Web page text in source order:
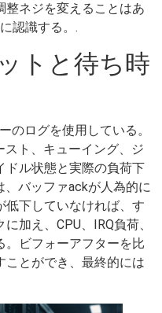
整ネジを変えることはあ
認識する。.
トと待ち時
のログを使用している。
スト、キューイング、ジ
ドル状態と実際の負荷下
バッファackが人為的に
低下していなければ、す
加え、CPU、IRQ負荷、
。ビフォーアフターを比
ことができ、最終的には